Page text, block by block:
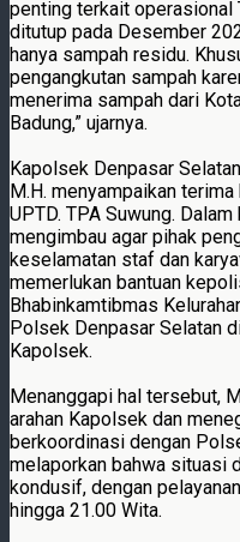
penting terkait operasional
ditutup pada Desember
hanya sampah residu.
pengangkutan sampah
menerima sampah dari
Badung,” ujarnya.
Kapolsek Denpasar
M.H. menyampaikan
UPTD. TPA Suwung.
mengimbau agar pihak
keselamatan staf dan
memerlukan bantuan
Bhabinkamtibmas
Polsek Denpasar Selatan
Kapolsek.
Menanggapi hal tersebut,
arahan Kapolsek dan
berkoordinasi dengan
melaporkan bahwa situasi
kondusif, dengan
hingga 21.00 Wita.